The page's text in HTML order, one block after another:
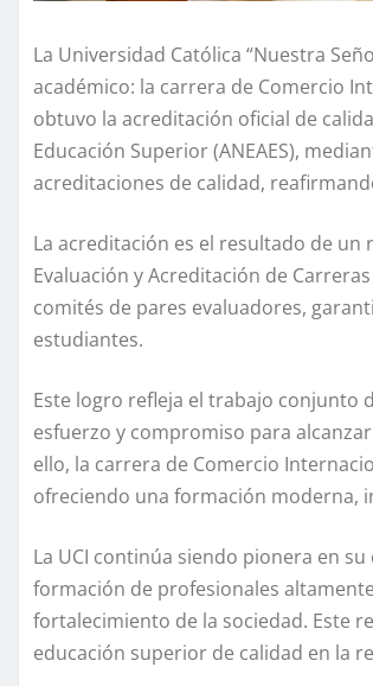
La Universidad Católica “Nuestra
académico: la carrera de Comercio
obtuvo la acreditación oficial de
Educación Superior (ANEAES),
acreditaciones de calidad,
La acreditación es el resultado de
Evaluación y Acreditación de
comités de pares evaluadores,
estudiantes.
Este logro refleja el trabajo conjunto
esfuerzo y compromiso para
ello, la carrera de Comercio
ofreciendo una formación moderna,
La UCI continúa siendo pionera en
formación de profesionales
fortalecimiento de la sociedad. Este
educación superior de calidad en la